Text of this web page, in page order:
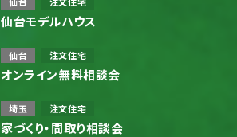
仙台モデルハウス
仙台 注文住宅
オンライン無料相談会
埼玉 注文住宅
家づくり・間取り相談会